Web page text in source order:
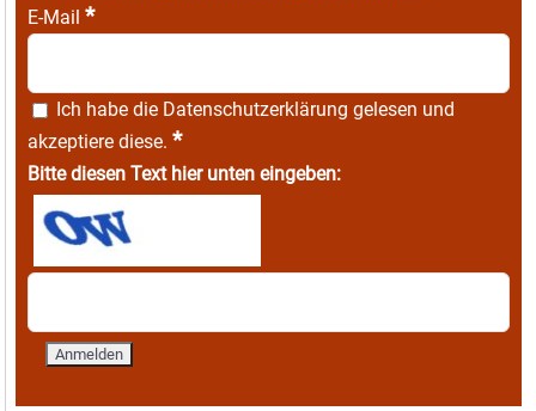
E-Mail *
Ich habe die Datenschutzerklärung gelesen und
akzeptiere diese. *
Bitte diesen Text hier unten eingeben: